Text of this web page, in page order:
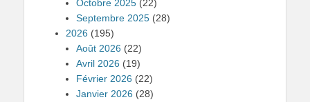
Octobre 2025 (22)
Septembre 2025 (28)
2026 (195)
Août 2026 (22)
Avril 2026 (19)
Février 2026 (22)
Janvier 2026 (28)